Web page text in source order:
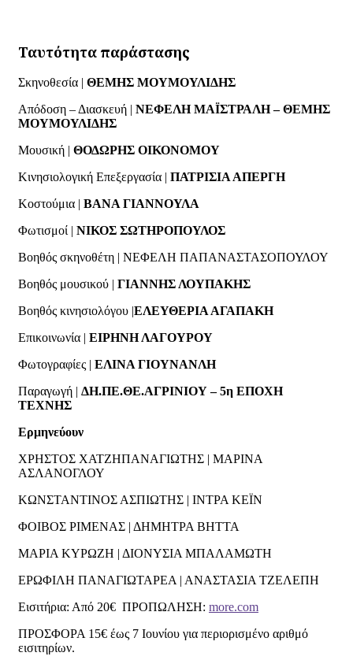
Ταυτότητα παράστασης
Σκηνοθεσία | ΘΕΜΗΣ ΜΟΥΜΟΥΛΙΔΗΣ
Απόδοση – Διασκευή | ΝΕΦΕΛΗ ΜΑΪΣΤΡΑΛΗ–ΘΕΜΗΣ
ΜΟΥΜΟΥΛΙΔΗΣ
Μουσική | ΘΟΔΩΡΗΣ ΟΙΚΟΝΟΜΟΥ
Κινησιολογική Επεξεργασία | ΠΑΤΡΙΣΙΑ ΑΠΕΡΓΗ
Κοστούμια | ΒΑΝΑ ΓΙΑΝΝΟΥΛΑ
Φωτισμοί | ΝΙΚΟΣ ΣΩΤΗΡΟΠΟΥΛΟΣ
Βοηθός σκηνοθέτη | ΝΕΦΕΛΗ ΠΑΠΑΝΑΣΤΑΣΟΠΟΥΛΟΥ
Βοηθός μουσικού | ΓΙΑΝΝΗΣ ΛΟΥΠΑΚΗΣ
Βοηθός κινησιολόγου |ΕΛΕΥΘΕΡΙΑ ΑΓΑΠΑΚΗ
Επικοινωνία | ΕΙΡΗΝΗ ΛΑΓΟΥΡΟΥ
Φωτογραφίες | ΕΛΙΝΑ ΓΙΟΥΝΑΝΛΗ
Παραγωγή | ΔΗ.ΠΕ.ΘΕ.ΑΓΡΙΝΙΟΥ – 5η ΕΠΟΧΗ
ΤΕΧΝΗΣ
Ερμηνεύουν
ΧΡΗΣΤΟΣ ΧΑΤΖΗΠΑΝΑΓΙΩΤΗΣ | ΜΑΡΙΝΑ
ΑΣΛΑΝΟΓΛΟΥ
ΚΩΝΣΤΑΝΤΙΝΟΣ ΑΣΠΙΩΤΗΣ | ΙΝΤΡΑ ΚΕΪΝ
ΦΟΙΒΟΣ ΡΙΜΕΝΑΣ | ΔΗΜΗΤΡΑ ΒΗΤΤΑ
ΜΑΡΙΑ ΚΥΡΩΖΗ | ΔΙΟΝΥΣΙΑ ΜΠΑΛΑΜΩΤΗ
ΕΡΩΦΙΛΗ ΠΑΝΑΓΙΩΤΑΡΕΑ | ΑΝΑΣΤΑΣΙΑ ΤΖΕΛΕΠΗ
Εισιτήρια: Από 20€ ΠΡΟΠΩΛΗΣΗ: more.com
ΠΡΟΣΦΟΡΑ 15€ έως 7 Ιουνίου για περιορισμένο αριθμό
εισιτηρίων.